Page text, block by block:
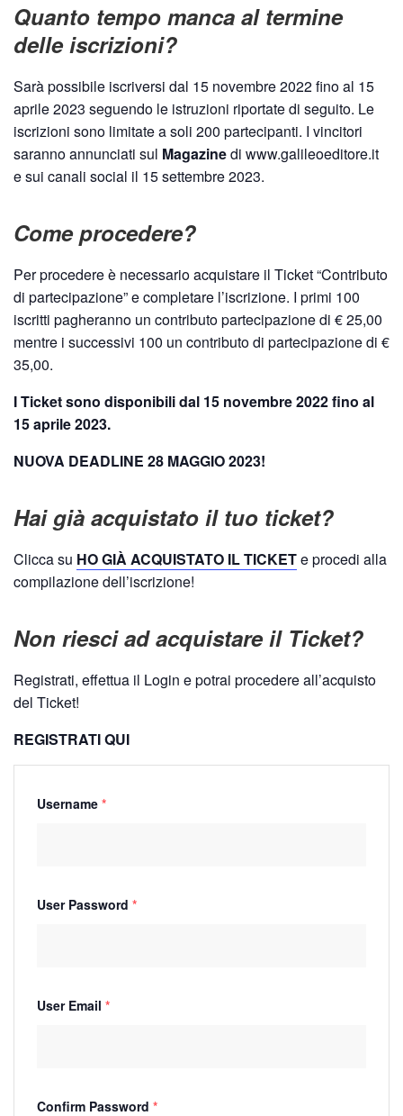
Quanto tempo manca al termine
delle iscrizioni?
Sarà possibile iscriversi dal 15 novembre 2022 fino al 15
aprile 2023 seguendo le istruzioni riportate di seguito. Le
iscrizioni sono limitate a soli 200 partecipanti. I vincitori
saranno annunciati sul Magazinedi www.galileoeditore.it
e sui canali social il 15 settembre 2023.
Come procedere?
Per procedere è necessario acquistare il Ticket “Contributo
di partecipazione” e completare l’iscrizione. I primi 100
iscritti pagheranno un contributo partecipazione di € 25,00
mentre i successivi 100 un contributo di partecipazione di €
35,00.
I Ticket sono disponibili dal 15 novembre 2022 fino al
15 aprile 2023.
NUOVA DEADLINE 28 MAGGIO 2023!
Hai già acquistato il tuo ticket?
Clicca su HO GIÀ ACQUISTATO IL TICKETe procedi alla
compilazione dell’iscrizione!
Non riesci ad acquistare il Ticket?
Registrati, effettua il Login e potrai procedere all’acquisto
del Ticket!
REGISTRATI QUI
Username *
User Password *
User Email *
Confirm Password *